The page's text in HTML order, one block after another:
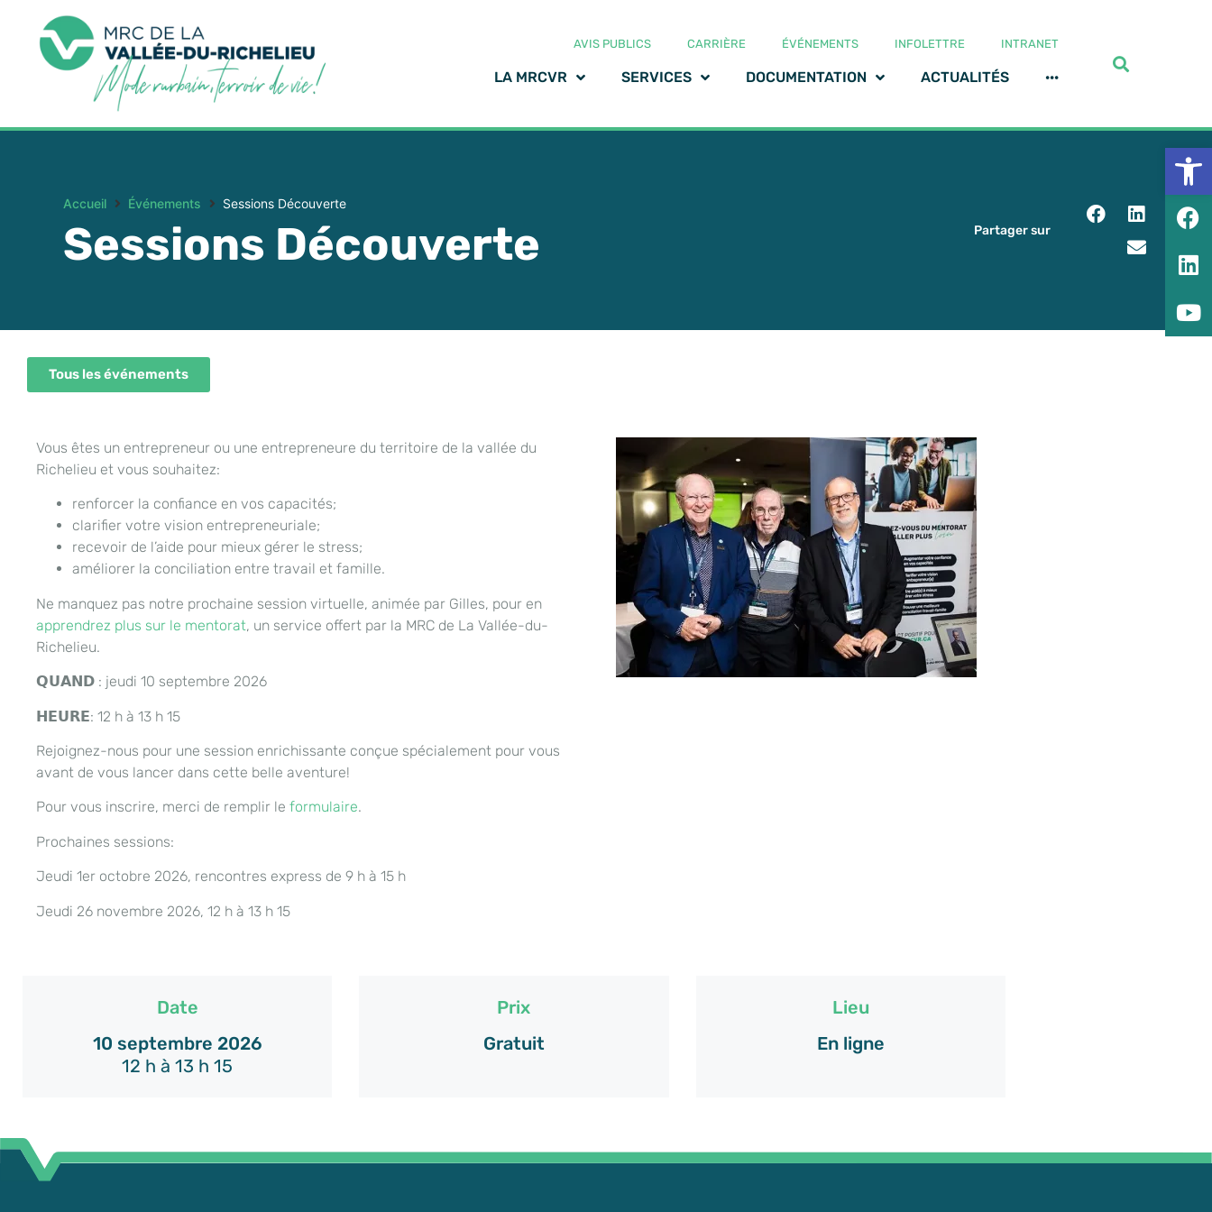
AVIS PUBLICS CARRIÈRE ÉVÉNEMENTS INFOLETTRE INTRANET
LA MRCVR SERVICES DOCUMENTATION ACTUALITÉS ···
Accueil Événements Sessions Découverte
Sessions Découverte Partager sur
Tous les événements
Vous êtes un entrepreneur ou une entrepreneure du territoire de la vallée du
Richelieu et vous souhaitez:
renforcer la confiance en vos capacités;
clarifier votre vision entrepreneuriale;
recevoir de l’aide pour mieux gérer le stress;
améliorer la conciliation entre travail et famille.
Ne manquez pas notre prochaine session virtuelle, animée par Gilles, pour en
apprendrez plus sur le mentorat, un service offert par la MRC de La Vallée-du-
Richelieu.
𝗤𝗨𝗔𝗡𝗗 : jeudi 10 septembre 2026
𝗛𝗘𝗨𝗥𝗘: 12 h à 13 h 15
Rejoignez-nous pour une session enrichissante conçue spécialement pour vous
avant de vous lancer dans cette belle aventure!
Pour vous inscrire, merci de remplir le formulaire.
Prochaines sessions:
Jeudi 1er octobre 2026, rencontres express de 9 h à 15 h
Jeudi 26 novembre 2026, 12 h à 13 h 15
Date
10 septembre 2026
12 h à 13 h 15
Prix
Gratuit
Lieu
En ligne